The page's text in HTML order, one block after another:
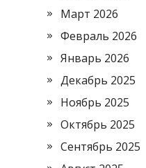
Март 2026
Февраль 2026
Январь 2026
Декабрь 2025
Ноябрь 2025
Октябрь 2025
Сентябрь 2025